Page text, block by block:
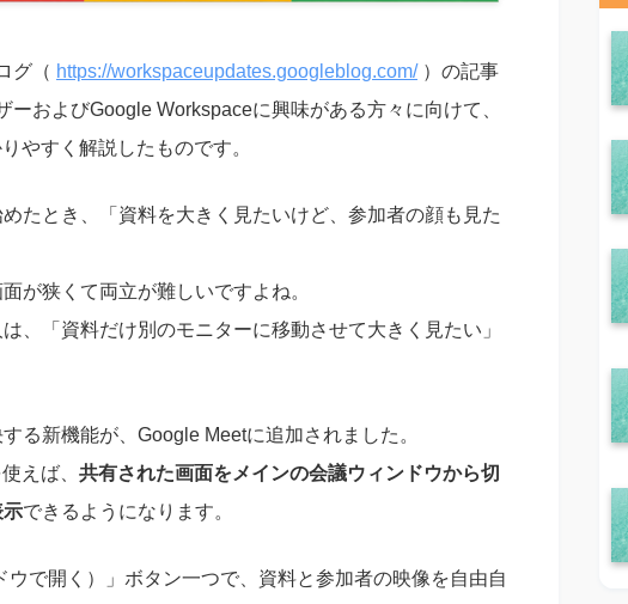
グ（ https://workspaceupdates.googleblog.com/）の記事
およびGoogle Workspaceに興味がある方々に向けて、
やすく解説したものです。
たとき、「資料を大きく見たいけど、参加者の顔も見た
が狭くて両立が難しいですよね。
、「資料だけ別のモニターに移動させて大きく見たい」
る新機能が、Google Meetに追加されました。
えば、 共有された画面をメインの会議ウィンドウから切
示できるようになります。
ウで開く）」ボタン一つで、資料と参加者の映像を自由自